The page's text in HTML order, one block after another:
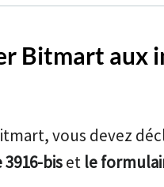
Bitmart aux
vous devez
biset le